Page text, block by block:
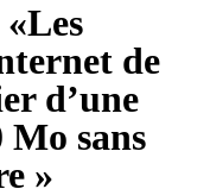
de
d’une
sans
»